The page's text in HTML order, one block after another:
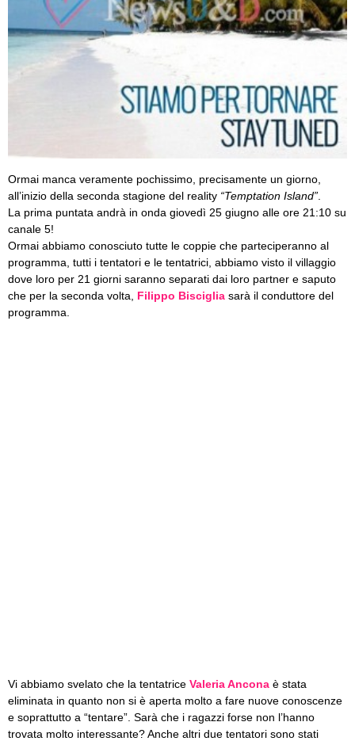
Ormai manca veramente pochissimo, precisamente un giorno,
all’inizio della seconda stagione del reality “Temptation Island”
La prima puntata andrà in onda giovedì 25 giugno alle ore 21:10 su
canale 5!
Ormai abbiamo conosciuto tutte le coppie che parteciperanno al
programma, tutti i tentatori e le tentatrici, abbiamo visto il villaggio
dove loro per 21 giorni saranno separati dai loro partner e saputo
che per la seconda volta, Filippo Bisciglia sarà il conduttore del
programma.
Vi abbiamo svelato che la tentatrice Valeria Ancona è stata
eliminata in quanto non si è aperta molto a fare nuove conoscenze
e soprattutto a “tentare”. Sarà che i ragazzi forse non l’hanno
trovata molto interessante? Anche altri due tentatori sono stati